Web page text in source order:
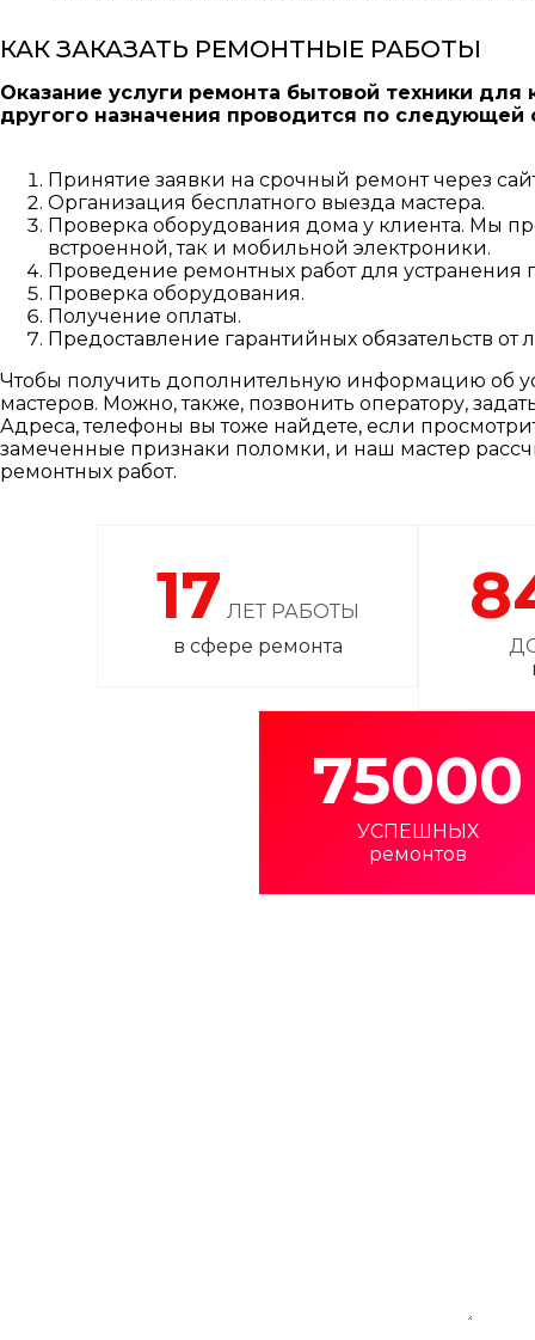
КАК ЗАКАЗАТЬ РЕМОНТНЫЕ РАБОТЫ
Оказание услуги ремонта бытовой техники для
другого назначения проводится по следующей
Принятие заявки на срочный ремонт через
Организация бесплатного выезда мастера.
Проверка оборудования дома у клиента. Мы
встроенной, так и мобильной электроники.
Проведение ремонтных работ для устранения
Проверка оборудования.
Получение оплаты.
Предоставление гарантийных обязательств от
Чтобы получить дополнительную информацию об
мастеров. Можно, также, позвонить оператору,
Адреса, телефоны вы тоже найдете, если
замеченные признаки поломки, и наш мастер
ремонтных работ.
17 ЛЕТ РАБОТЫ
в сфере ремонта
75000
УСПЕШНЫХ
ремонтов